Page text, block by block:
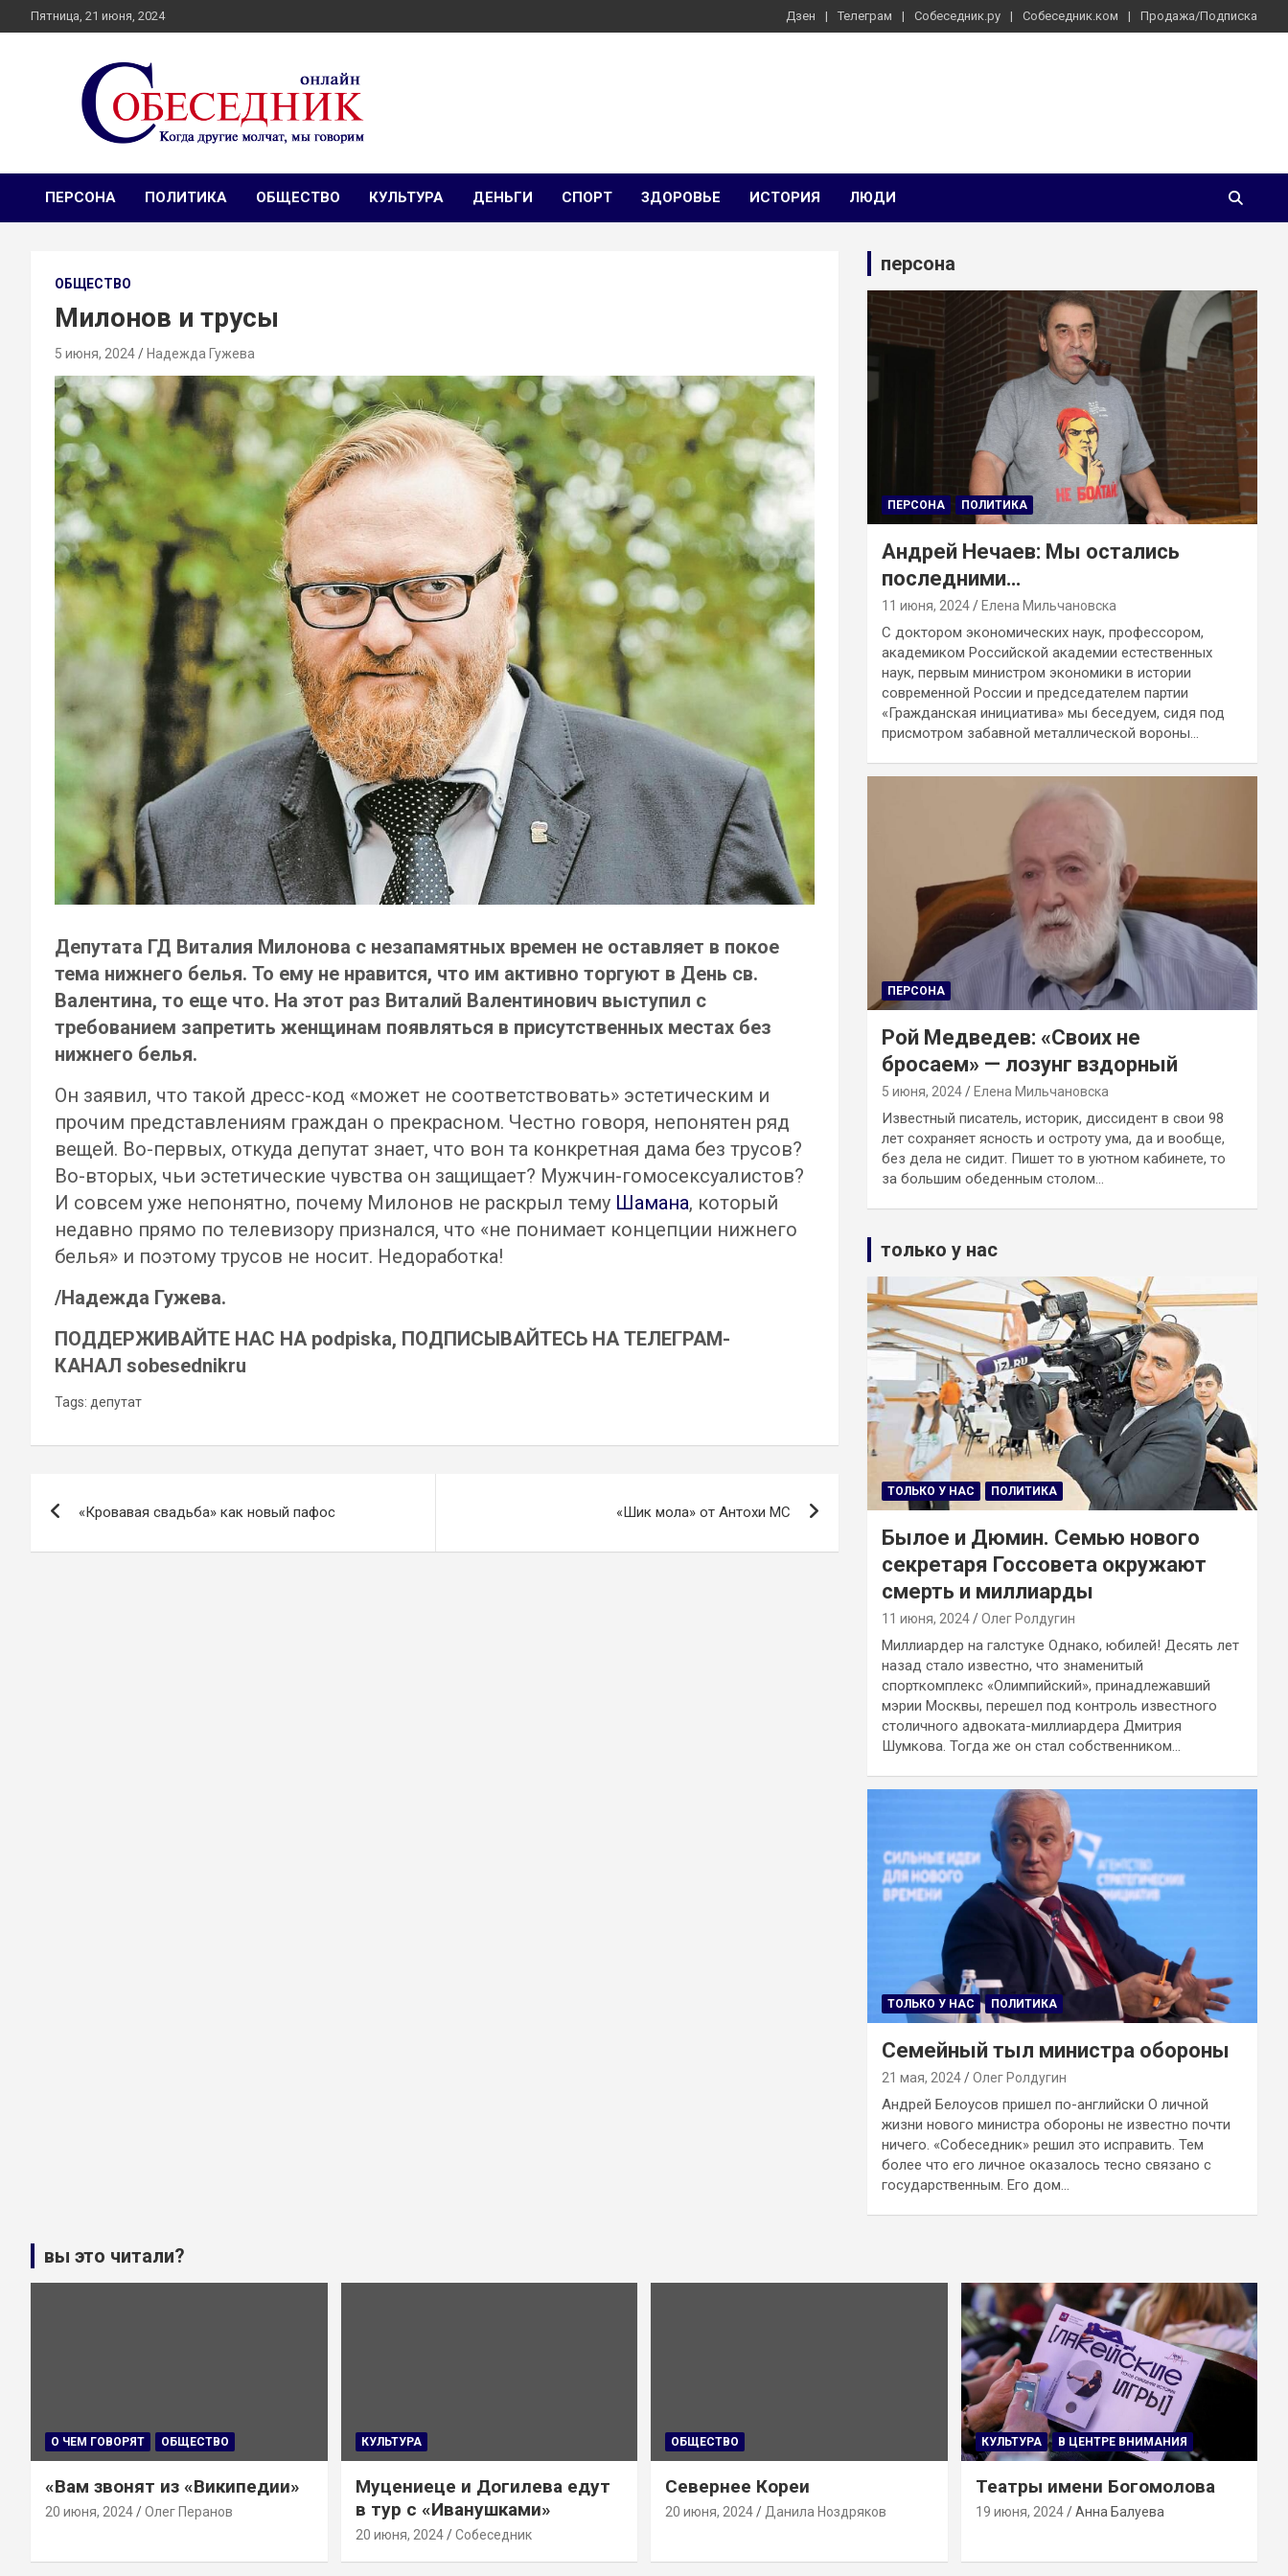
to
Пятница, 21 июня, 2024 Дзен Телеграм Собеседник.ру Собеседник.ком Продажа/Подписка
Собеседник онлайн
Собеседник. Журналистские расследования, специальные
репортажи и эксклюзивные интервью.
ПЕРСОНА ПОЛИТИКА ОБЩЕСТВО КУЛЬТУРА ДЕНЬГИ СПОРТ ЗДОРОВЬЕ ИСТОРИЯ ЛЮДИ
ОБЩЕСТВО
Милонов и трусы
5 июня, 2024 Надежда Гужева
Депутата ГД Виталия Милонова с незапамятных времен не оставляет в покое
тема нижнего белья. То ему не нравится, что им активно торгуют в День св.
Валентина, то еще что. На этот раз Виталий Валентинович выступил с
требованием запретить женщинам появляться в присутственных местах без
нижнего белья.
Он заявил, что такой дресс-код «может не соответствовать» эстетическим и
прочим представлениям граждан о прекрасном. Честно говоря, непонятен ряд
вещей. Во-первых, откуда депутат знает, что вон та конкретная дама без трусов?
Во-вторых, чьи эстетические чувства он защищает? Мужчин-гомосексуалистов?
И совсем уже непонятно, почему Милонов не раскрыл тему Шамана, который
недавно прямо по телевизору признался, что «не понимает концепции нижнего
белья» и поэтому трусов не носит. Недоработка!
/Надежда Гужева.
ПОДДЕРЖИВАЙТЕ НАС НА podpiska, ПОДПИСЫВАЙТЕСЬ НА ТЕЛЕГРАМ-
КАНАЛ sobesednikru
Tags: депутат
«Кровавая свадьба» как новый пафос «Шик мола» от Антохи MC
персона
ПЕРСОНА ПОЛИТИКА
Андрей Нечаев: Мы остались
последними…
11 июня, 2024 Елена Мильчановска
С доктором экономических наук, профессором,
академиком Российской академии естественных
наук, первым министром экономики в истории
современной России и председателем партии
«Гражданская инициатива» мы беседуем, сидя под
присмотром забавной металлической вороны…
ПЕРСОНА
Рой Медведев: «Своих не
бросаем» — лозунг вздорный
5 июня, 2024 Елена Мильчановска
Известный писатель, историк, диссидент в свои 98
лет сохраняет ясность и остроту ума, да и вообще,
без дела не сидит. Пишет то в уютном кабинете, то
за большим обеденным столом…
только у нас
ТОЛЬКО У НАС ПОЛИТИКА
Былое и Дюмин. Семью нового
секретаря Госсовета окружают
смерть и миллиарды
11 июня, 2024 Олег Ролдугин
Миллиардер на галстуке Однако, юбилей! Десять лет
назад стало известно, что знаменитый
спорткомплекс «Олимпийский», принадлежавший
мэрии Москвы, перешел под контроль известного
столичного адвоката-миллиардера Дмитрия
Шумкова. Тогда же он стал собственником…
ТОЛЬКО У НАС ПОЛИТИКА
Семейный тыл министра обороны
21 мая, 2024 Олег Ролдугин
Андрей Белоусов пришел по-английски О личной
жизни нового министра обороны не известно почти
ничего. «Собеседник» решил это исправить. Тем
более что его личное оказалось тесно связано с
государственным. Его дом…
вы это читали?
О ЧЕМ ГОВОРЯТ ОБЩЕСТВО
«Вам звонят из «Википедии»
20 июня, 2024 Олег Перанов
КУЛЬТУРА
Муцениеце и Догилева едут
в тур с «Иванушками»
20 июня, 2024 Собеседник
ОБЩЕСТВО
Севернее Кореи
20 июня, 2024 Данила Ноздряков
КУЛЬТУРА В ЦЕНТРЕ ВНИМАНИЯ
Театры имени Богомолова
19 июня, 2024 Анна Балуева